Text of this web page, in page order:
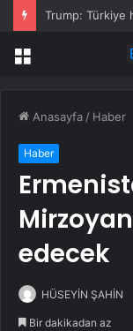
Menü
Anasayfa / Haber
Haber
edecek
HÜSEYİN ŞAHİN
Bir dakikadan az